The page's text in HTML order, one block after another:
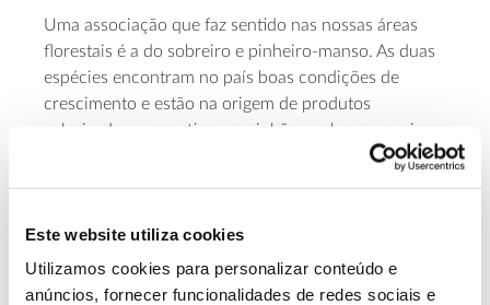
Este website utiliza cookies
Utilizamos cookies para personalizar conteúdo e
anúncios, fornecer funcionalidades de redes sociais e
Uma associação que faz sentido nas nossas áreas
florestais é a do sobreiro e pinheiro-manso. As duas
espécies encontram no país boas condições de
crescimento e estão na origem de produtos
valorizados – a cortiça e o pinhão –sobre os quais
existe já amplo conhecimento de instalação, gestão e
Objetivos